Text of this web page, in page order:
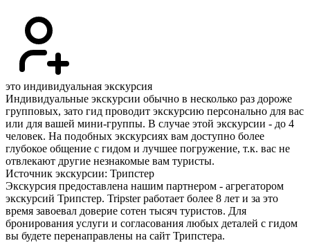
это индивидуальная экскурсия
Индивидуальные экскурсии обычно в несколько раз дороже
групповых, зато гид проводит экскурсию персонально для вас
или для вашей мини-группы. В случае этой экскурсии - до 4
человек. На подобных экскурсиях вам доступно более
глубокое общение с гидом и лучшее погружение, т.к. вас не
отвлекают другие незнакомые вам туристы.
Источник экскурсии: Трипстер
Экскурсия предоставлена нашим партнером - агрегатором
экскурсий Трипстер. Tripster работает более 8 лет и за это
время завоевал доверие сотен тысяч туристов. Для
бронирования услуги и согласования любых деталей с гидом
вы будете перенаправлены на сайт Трипстера.